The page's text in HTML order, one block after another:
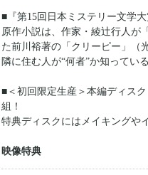
■『第15回日本ミステリー文学
原作小説は、作家・綾辻行人が
た前川裕著の「クリーピー」（
隣に住む人が“何者”か知ってい
■＜初回限定生産＞本編ディス
組！
特典ディスクにはメイキングや
映像特典